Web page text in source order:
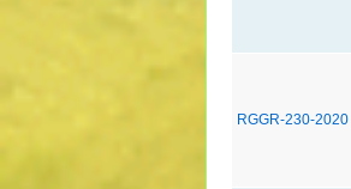
RGGR-230-2020